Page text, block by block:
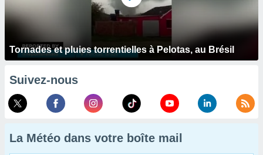
Tornades et pluies torrentielles à Pelotas, au Brésil
Suivez-nous
La Météo dans votre boîte mail